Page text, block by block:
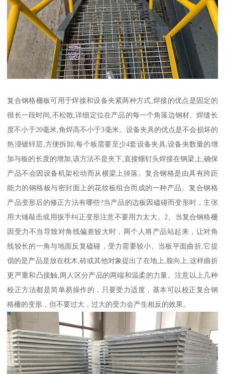
复合钢格栅板可用于焊接和设备夹紧两种方式,焊接的优点是固定的
很长一段时间,不松散,详细定位在产品的每一个角落边钢材、焊缝长
度不小于20毫米,角焊高不小于3毫米。设备夹具的优点是不会损坏的
热浸镀锌层,方便拆卸,每个板需要至少4套设备夹具,设备夹数量的增
加与板的长度的增加,该方法不是夹下,直接螺钉头焊接在钢梁上,确保
产品不会因设备机架松动而从横梁上掉落。复合钢格是由具有跨距
能力的钢格板与密封面上的花纹板组合而成的一种产品。复合钢格
产品变形后的修正方法有哪些?当产品的边板因磕碰而变形时，主张
用大锤敲击或用扳手纠正变形注意不要用力太大。2、当复合钢格栅
因受力不当导致对角线偏差较大时，两个人将产品站起来，让对角
线较长的一角与地面反复磕碰，受力需要较小。当板平面曲折,它提
倡的是产品是放在枕木,砖或其他对象提出了在地上,脸向上,这样曲折
更严重和凸接触,两人区分产品的两端和温柔的力量。注意以上几种
校正方法都是简单易操作的，只要受力适度，基本可以校正复合钢
格栅的变形，但不要过大，过大的受力会产生相反的效果。